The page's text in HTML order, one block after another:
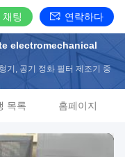
채팅 연락하다
electromechanical
기, 공기 정화 필터 제조기 중
목록 홈페이지